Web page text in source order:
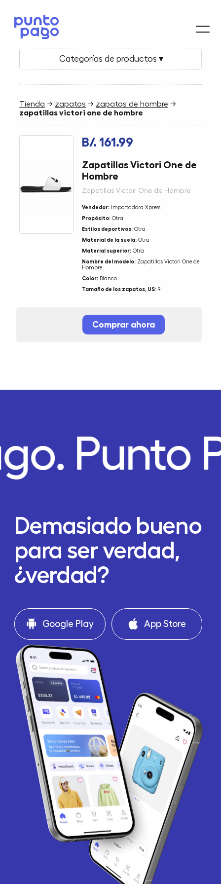
Categorías de productos ▾
Tienda → zapatos → zapatos de hombre →
zapatillas victori one de hombre
B/. 161.99
Zapatillas Victori One de
Hombre
Zapatillas Victori One de Hombre
Vendedor: Importadora Xpress
Propósito: Otra
Estilos deportivos: Otra
Material de la suela: Otra
Material superior: Otra
Nombre del modelo: Zapatillas Victori One de
Hombre
Color: Blanco
Tamaño de los zapatos, US: 9
Comprar ahora
Punto
Demasiado bueno
para ser verdad,
¿verdad?
Google Play App Store